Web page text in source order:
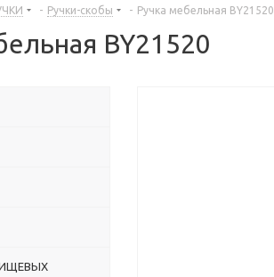
- Ручки-скобы - Ручка мебельная BY21520
BY21520